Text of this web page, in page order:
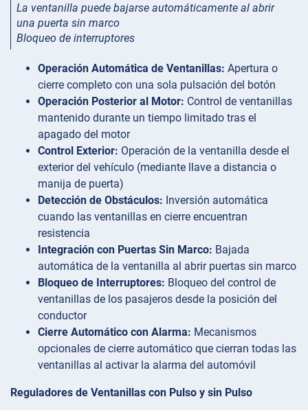
La ventanilla puede bajarse automáticamente al abrir
una puerta sin marco
Bloqueo de interruptores
Operación Automática de Ventanillas: Apertura o
cierre completo con una sola pulsación del botón
Operación Posterior al Motor: Control de ventanillas
mantenido durante un tiempo limitado tras el
apagado del motor
Control Exterior: Operación de la ventanilla desde el
exterior del vehículo (mediante llave a distancia o
manija de puerta)
Detección de Obstáculos: Inversión automática
cuando las ventanillas en cierre encuentran
resistencia
Integración con Puertas Sin Marco: Bajada
automática de la ventanilla al abrir puertas sin marco
Bloqueo de Interruptores: Bloqueo del control de
ventanillas de los pasajeros desde la posición del
conductor
Cierre Automático con Alarma: Mecanismos
opcionales de cierre automático que cierran todas las
ventanillas al activar la alarma del automóvil
Reguladores de Ventanillas con Pulso y sin Pulso